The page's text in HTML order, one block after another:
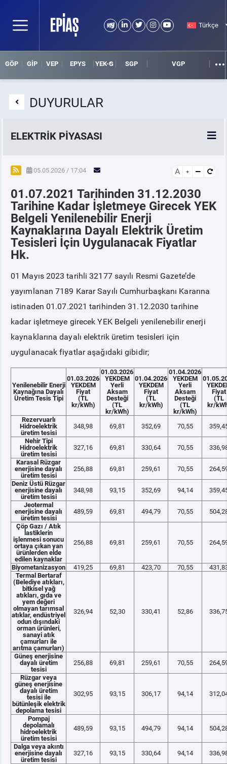
Türkçe
GÖP GİP VEP EPYS YEK-G SGP VGP
DUYURULAR
ELEKTRİK PİYASASI
SPOT ELEKTRİK PİYASALARI
ÖRNEK FİNANS BELGELERİ
VADELİ ELEKTRİK PİYASASI
PİYASA
SERBEST TÜKETİCİ
TEMİNAT
DUYURULAR
BT HİZMET YÖNETİM SİSTEMİ POLİTİKAMIZ
05.05.2026 / 17:04 A
01.07.2021 Tarihinden 31.12.2030
Tarihine Kadar İşletmeye Girecek YEK
Belgeli Yenilenebilir Enerji
Kaynaklarına Dayalı Elektrik Üretim
Tesisleri İçin Uygulanacak Fiyatlar
Hk.
01 Mayıs 2023 tarihli 32177 sayılı Resmi Gazete’de
yayımlanan 7189 Karar Sayılı Cumhurbaşkanı Kararına
istinaden 01.07.2021 tarihinden 31.12.2030 tarihine
kadar işletmeye girecek YEK Belgeli yenilenebilir enerji
kaynaklarına dayalı elektrik üretim tesisleri için
uygulanacak fiyatlar aşağıdaki gibidir;
Yenilenebilir Enerji
Kaynağına Dayalı
Üretim Tesis Tipi
01.03.2026
YEKDEM
Fiyat
(TL
kr/kWh)
01.03.2026
YEKDEM
Yerli
Aksam
Desteği
(TL
kr/kWh)
01.04.2026
YEKDEM
Fiyat
(TL
kr/kWh)
01.04.2026
YEKDEM
Yerli
Aksam
Desteği
(TL
kr/kWh)
Fiyat
(TL
kr/
Rezervuarlı
Hidroelektrik
üretim tesisi
348,98 69,81 352,69 70,55
Nehir Tipi
Hidroelektrik
üretim tesisi
327,16 69,81 330,64 70,55
Karasal Rüzgar
enerjisine dayalı
üretim tesisi
256,88 69,81 259,61 70,55
Deniz Üstü Rüzgar
enerjisine dayalı
üretim tesisi
348,98 93,15 352,69 94,14
Jeotermal
enerjisine dayalı
üretim tesisi
489,59 69,81 494,79 70,55
Çöp Gazı / Atık
lastiklerin
işlenmesi sonucu
ortaya çıkan yan
ürünlerden elde
edilen kaynaklar
256,88 69,81 259,61 70,55
Biyometanizasyon 419,25 69,81 423,70 70,55
Termal Bertaraf
(Belediye atıkları,
bitkisel yağ
atıkları, gıda ve
yem değeri
olmayan tarımsal
atıklar, endüstriyel
odun dışındaki
orman ürünleri,
sanayi atık
çamurları ile
arıtma çamurları)
326,94 52,30 330,41 52,86
Güneş enerjisine
dayalı üretim
tesisi
256,88 69,81 259,61 70,55
Rüzgar veya
güneş enerjisine
dayalı üretim
tesisi ile
bütünleşik elektrik
depolama tesisi
302,95 93,15 306,17 94,14
Pompaj
depolamalı
hidroelektrik
üretim tesisi
489,59 93,15 494,79 94,14
Dalga veya akıntı
enerjisine dayalı
üretim tesisi
327,16 93,15 330,64 94,14